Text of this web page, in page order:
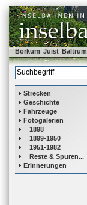
Borkum Juist Baltrum
Strecken
Geschichte
Fahrzeuge
Fotogalerien
1898
1899-1950
1951-1982
Reste & Spuren...
Erinnerungen